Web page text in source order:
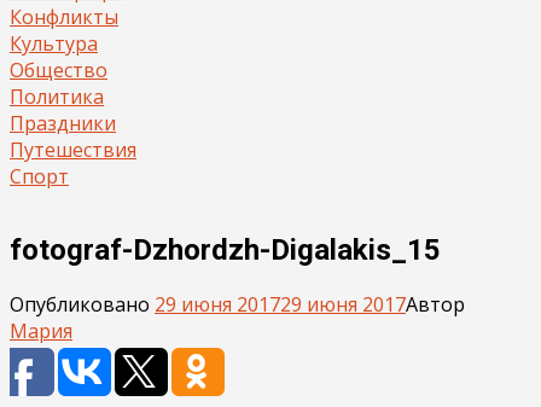
Конфликты
Культура
Общество
Политика
Праздники
Путешествия
Спорт
fotograf-Dzhordzh-Digalakis_15
Опубликовано 29 июня 201729 июня 2017Автор
Мария